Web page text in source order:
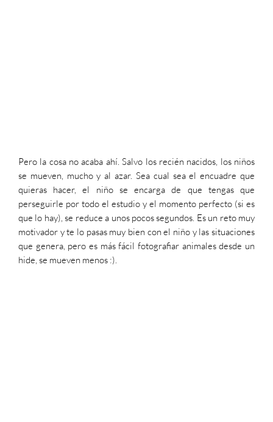
Pero la cosa no acaba ahí. Salvo los recién nacidos, los niños
se mueven, mucho y al azar. Sea cual sea el encuadre que
quieras hacer, el niño se encarga de que tengas que
perseguirle por todo el estudio y el momento perfecto (si es
que lo hay), se reduce a unos pocos segundos. Es un reto muy
motivador y te lo pasas muy bien con el niño y las situaciones
que genera, pero es más fácil fotografiar animales desde un
hide, se mueven menos :).